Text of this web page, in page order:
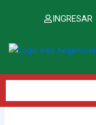
INGRESAR